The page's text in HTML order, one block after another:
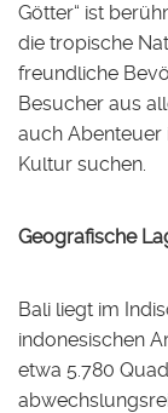
Götter“ ist
die tropische
freundliche
Besucher aus
auch Abenteuer
Kultur suchen.
Geografische
Bali liegt im
indonesischen
etwa 5.780